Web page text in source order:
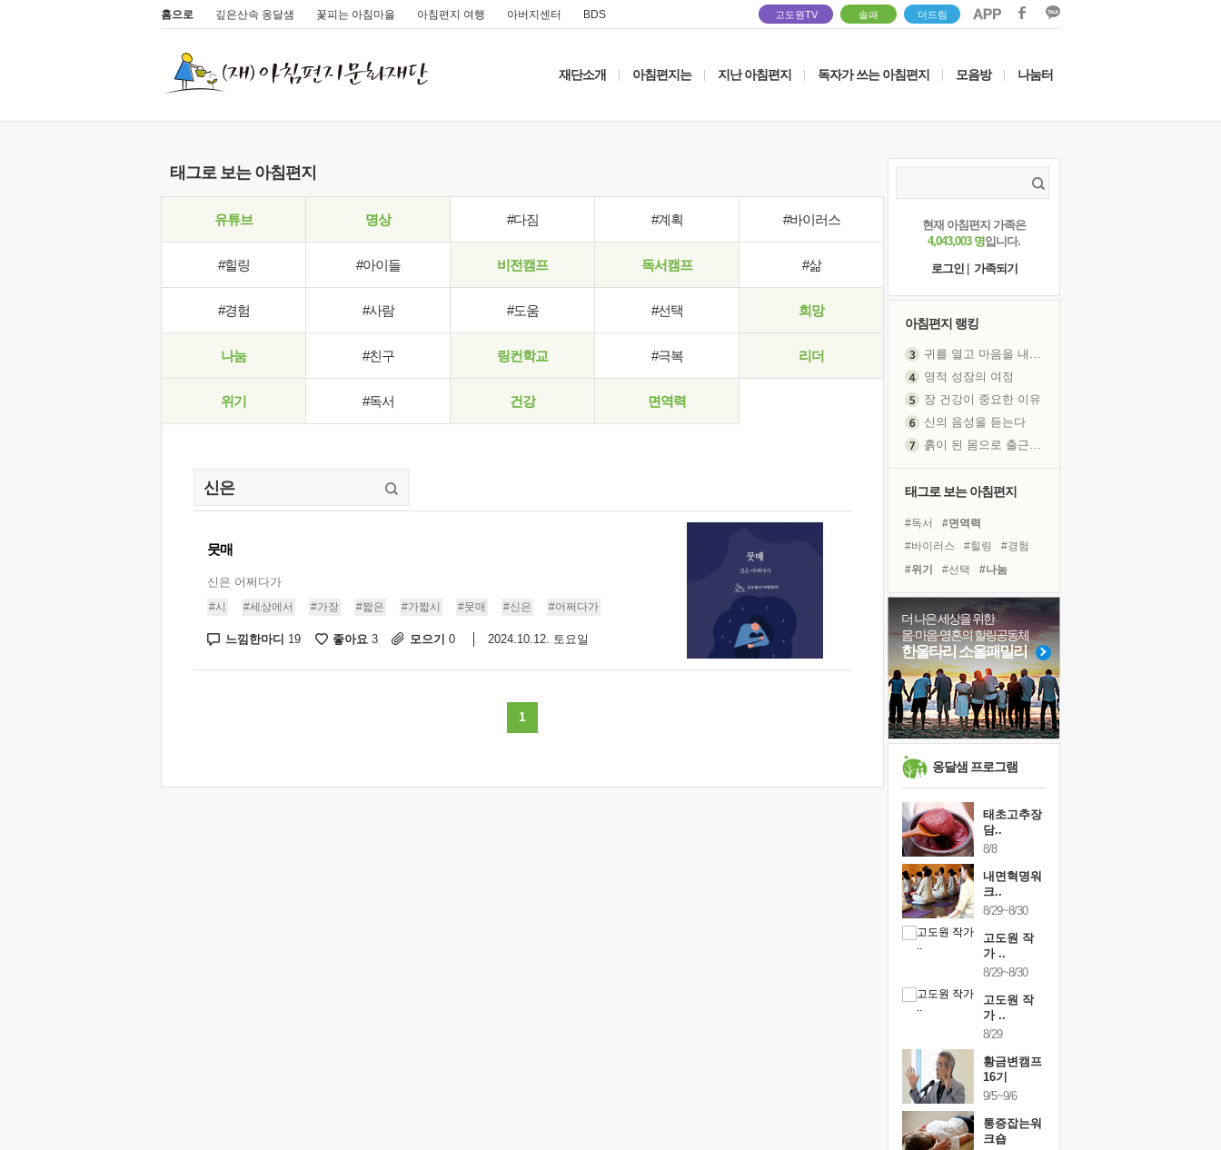
홈으로 깊은산속 옹달샘 꽃피는 아침마을 아침편지 여행 아버지센터 BDS 고도원TV 솔패 더드림
재단소개 아침편지는 지난 아침편지 독자가 쓰는 아침편지 모음방 나눔터
태그로 보는 아침편지
유튜브 명상 #다짐 #계획 #바이러스
#힐링 #아이들 비전캠프 독서캠프 #삶
#경험 #사람 #도움 #선택 희망
나눔 #친구 링컨학교 #극복 리더
위기 #독서 건강 면역력
뭇매
신은 어쩌다가
#시 #세상에서 #가장 #짧은 #가짧시 #뭇매 #신은 #어쩌다가
느낌한마디 19 좋아요 3 모으기 0 2024.10.12. 토요일
1
현재 아침편지 가족은
4,043,003 명입니다.
로그인
가족되기
아침편지 랭킹
귀를 열고 마음을 내어주고
영적 성장의 여정
장 건강이 중요한 이유
신의 음성을 듣는다
흙이 된 몸으로 출근하는 여자
졸업식 사진을 보며
아픈 아버지를 위한 공간 설계
극심한 변비, 어깨결림, 수면 장애
보고 싶은 어머니
유년 시절의 부산 영도 바다
못된 꼰대들
거울 속의 나
희망이란
'모른다'는 것
태그로 보는 아침편지
#독서
#면역력
#바이러스
#힐링
#경험
#위기
#선택
#나눔
#독서캠프
#명상
#비전캠프
#링컨학교
#리더
#유튜브
#건강
#사람
#도움 #극복
#삶
#다짐
#계획
더 나은 세상을 위한
몸·마음·영혼의 힐링공동체
한울타리 소울패밀리
옹달샘 프로그램
태초고추장
담..
8/8
내면혁명워
크..
8/29~8/30
고도원 작
가 ..
8/29~8/30
고도원 작
가 ..
8/29
황금변캠프
16기
9/5~9/6
통증잡는워
크숍